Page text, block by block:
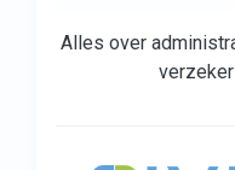
Alles over